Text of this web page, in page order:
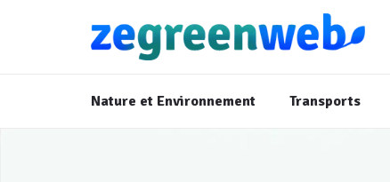
Nature et Environnement Transports